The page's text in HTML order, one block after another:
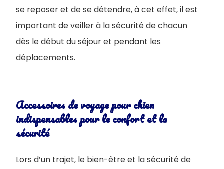
se reposer et de se détendre, à cet effet, il est
important de veiller à la sécurité de chacun
dès le début du séjour et pendant les
déplacements.
Accessoires de voyage pour chien
indispensables pour le confort et la
sécurité
Lors d’un trajet, le bien-être et la sécurité de